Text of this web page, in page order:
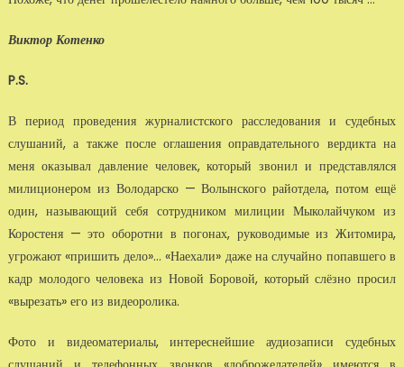
Виктор Котенко
P.S.
В период проведения журналистского расследования и судебных
слушаний, а также после оглашения оправдательного вердикта на
меня оказывал давление человек, который звонил и представлялся
милиционером из Володарско — Волынского райотдела, потом ещё
один, называющий себя сотрудником милиции Мыколайчуком из
Коростеня — это оборотни в погонах, руководимые из Житомира,
угрожают «пришить дело»... «Наехали» даже на случайно попавшего в
кадр молодого человека из Новой Боровой, который слёзно просил
«вырезать» его из видеоролика.
Фото и видеоматериалы, интереснейшие аудиозаписи судебных